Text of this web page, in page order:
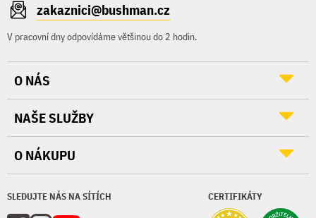
zakaznici@bushman.cz
V pracovní dny odpovídáme většinou do 2 hodin.
SLEDUJTE NÁS NA SÍTÍCH CERTIFIKÁTY
O NÁS
NAŠE SLUŽBY
O NÁKUPU